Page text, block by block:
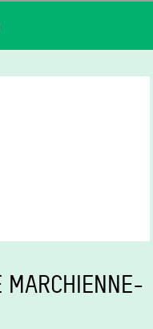
MARCHIENNE-